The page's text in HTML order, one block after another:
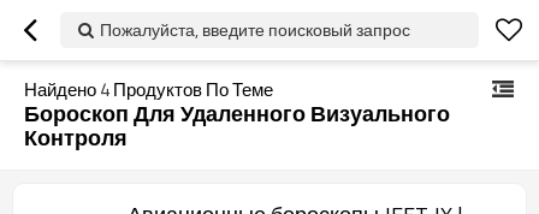
Пожалуйста, введите поисковый запрос
Найдено4Продуктов По Теме
Бороскоп Для Удаленного Визуального
Контроля